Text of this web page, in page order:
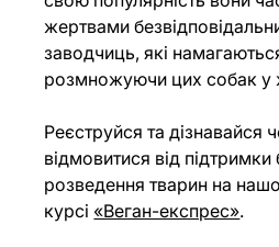
жертвами
заводчиць, які
розмножуючи цих собак у
Реєструйся та дізнавайся
відмовитися від підтримки
розведення тварин на
курсі «Веган-експрес».